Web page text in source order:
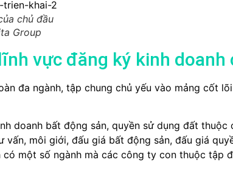
chủ đầu
Group
vực đăng ký kinh doanh
đa ngành, tập chung chủ yếu vào mảng cốt
doanh bất động sản, quyền sử dụng đất
vấn, môi giới, đấu giá bất động sản, đấu giá
có một số ngành mà các công ty con thuộc tập